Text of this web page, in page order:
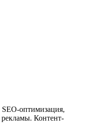
оптимизация,
рекламы. Контент-